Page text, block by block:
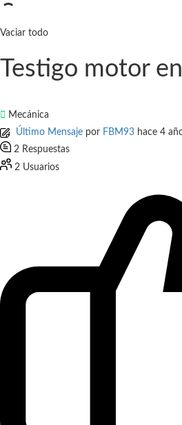
Vaciar todo
Testigo motor
Mecánica
Último Mensaje por FBM93 hace 4
2 Respuestas
2 Usuarios